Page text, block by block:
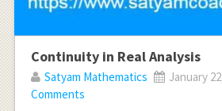
Continuity in Real Analysis
Satyam Mathematics January
Comments